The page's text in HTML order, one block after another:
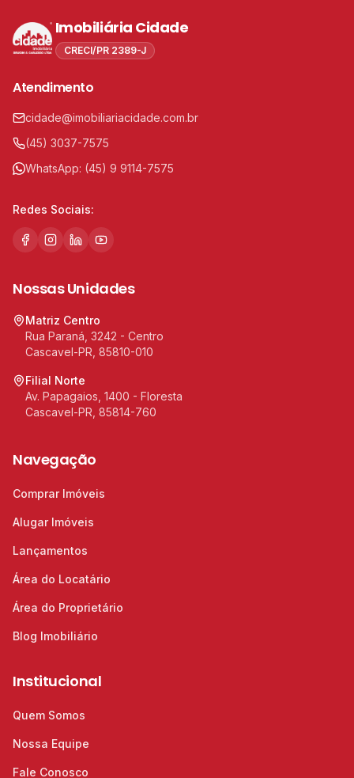
Imobiliária Cidade
CRECI/PR 2389-J
Atendimento
cidade@imobiliariacidade.com.br
(45) 3037-7575
WhatsApp: (45) 9 9114-7575
Redes Sociais:
Nossas Unidades
Matriz Centro
Rua Paraná, 3242 - Centro
Cascavel-PR, 85810-010
Filial Norte
Av. Papagaios, 1400 - Floresta
Cascavel-PR, 85814-760
Navegação
Comprar Imóveis
Alugar Imóveis
Lançamentos
Área do Locatário
Área do Proprietário
Blog Imobiliário
Institucional
Quem Somos
Nossa Equipe
Fale Conosco